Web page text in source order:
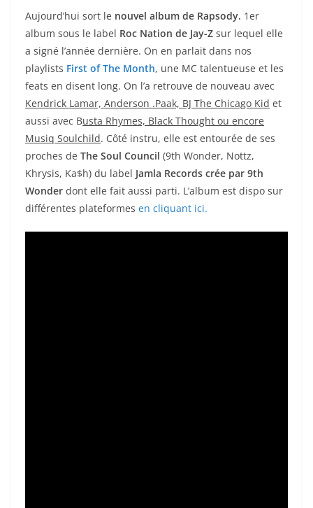
Aujourd’hui sort le nouvel album de Rapsody. 1er
album sous le label Roc Nation de Jay-Z sur lequel elle
a signé l’année dernière. On en parlait dans nos
playlists First of The Month, une MC talentueuse et les
feats en disent long. On l’a retrouve de nouveau avec
Kendrick Lamar, Anderson .Paak, BJ The Chicago Kid et
aussi avec Busta Rhymes, Black Thought ou encore
Musiq Soulchild. Côté instru, elle est entourée de ses
proches de The Soul Council (9th Wonder, Nottz,
Khrysis, Ka$h) du label Jamla Records crée par 9th
Wonder dont elle fait aussi parti. L’album est dispo sur
différentes plateformes en cliquant ici.